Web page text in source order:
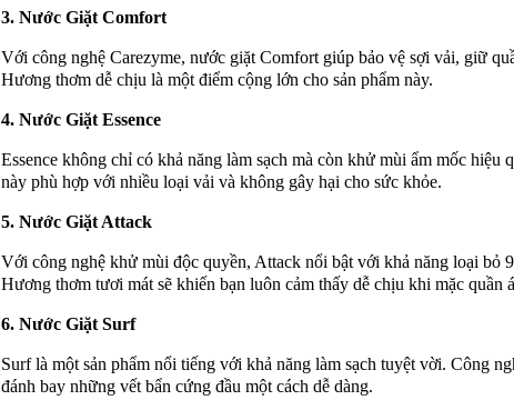
3. Nước Giặt Comfort
Với công nghệ Carezyme, nước giặt Comfort giúp bảo vệ sợi vải, giữ
Hương thơm dễ chịu là một điểm cộng lớn cho sản phẩm này.
4. Nước Giặt Essence
Essence không chỉ có khả năng làm sạch mà còn khử mùi ẩm mốc hiệu
này phù hợp với nhiều loại vải và không gây hại cho sức khỏe.
5. Nước Giặt Attack
Với công nghệ khử mùi độc quyền, Attack nổi bật với khả năng loại bỏ
Hương thơm tươi mát sẽ khiến bạn luôn cảm thấy dễ chịu khi mặc quần
6. Nước Giặt Surf
Surf là một sản phẩm nổi tiếng với khả năng làm sạch tuyệt vời. Công
đánh bay những vết bẩn cứng đầu một cách dễ dàng.